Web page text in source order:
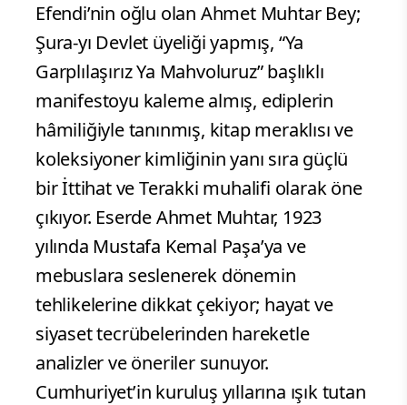
Efendi’nin oğlu olan Ahmet Muhtar Bey;
Şura-yı Devlet üyeliği yapmış, “Ya
Garplılaşırız Ya Mahvoluruz” başlıklı
manifestoyu kaleme almış, ediplerin
hâmiliğiyle tanınmış, kitap meraklısı ve
koleksiyoner kimliğinin yanı sıra güçlü
bir İttihat ve Terakki muhalifi olarak öne
çıkıyor. Eserde Ahmet Muhtar, 1923
yılında Mustafa Kemal Paşa’ya ve
mebuslara seslenerek dönemin
tehlikelerine dikkat çekiyor; hayat ve
siyaset tecrübelerinden hareketle
analizler ve öneriler sunuyor.
Cumhuriyet’in kuruluş yıllarına ışık tutan